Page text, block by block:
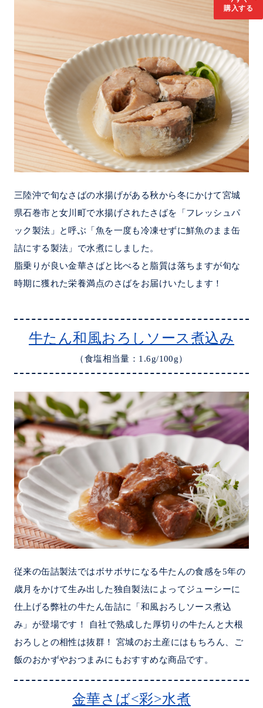
三陸沖で旬なさばの水揚げがある秋から冬にかけて宮城
県石巻市と女川町で水揚げされたさばを「フレッシュパ
ック製法」と呼ぶ「魚を一度も冷凍せずに鮮魚のまま缶
詰にする製法」で水煮にしました。
脂乗りが良い金華さばと比べると脂質は落ちますが旬な
時期に獲れた栄養満点のさばをお届けいたします！
牛たん和風おろしソース煮込み
（食塩相当量：1.6g/100g）
従来の缶詰製法ではボサボサになる牛たんの食感を5年の
歳月をかけて生み出した独自製法によってジューシーに
仕上げる弊社の牛たん缶詰に「和風おろしソース煮込
み」が登場です！ 自社で熟成した厚切りの牛たんと大根
おろしとの相性は抜群！ 宮城のお土産にはもちろん、ご
飯のおかずやおつまみにもおすすめな商品です。
金華さば<彩>水煮
購入する